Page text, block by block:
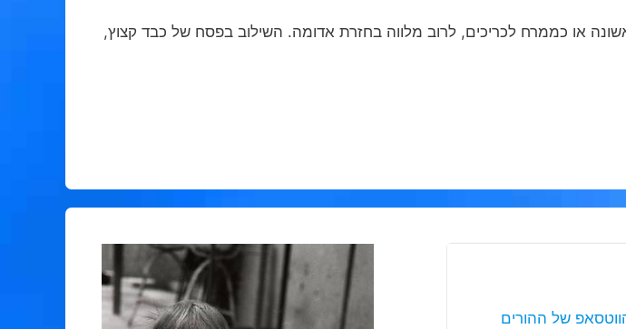
או כממרח לכריכים, לרוב מלווה בחזרת אדומה. השילוב בפסח של כבד קצוץ,
של ההורים